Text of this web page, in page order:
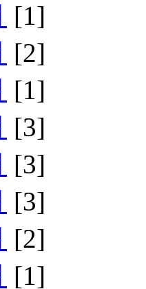
[1]
[2]
[1]
[3]
[3]
[3]
[2]
[1]